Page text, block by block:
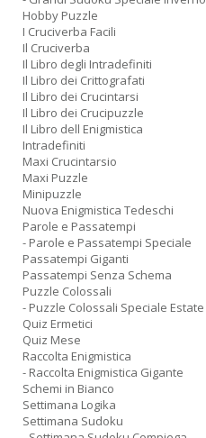
Hobby Puzzle
I Cruciverba Facili
Il Cruciverba
Il Libro degli Intradefiniti
Il Libro dei Crittografati
Il Libro dei Crucintarsi
Il Libro dei Crucipuzzle
Il Libro dell Enigmistica
Intradefiniti
Maxi Crucintarsio
Maxi Puzzle
Minipuzzle
Nuova Enigmistica Tedeschi
Parole e Passatempi
- Parole e Passatempi Speciale
Passatempi Giganti
Passatempi Senza Schema
Puzzle Colossali
- Puzzle Colossali Speciale Estate
Quiz Ermetici
Quiz Mese
Raccolta Enigmistica
- Raccolta Enigmistica Gigante
Schemi in Bianco
Settimana Logika
Settimana Sudoku